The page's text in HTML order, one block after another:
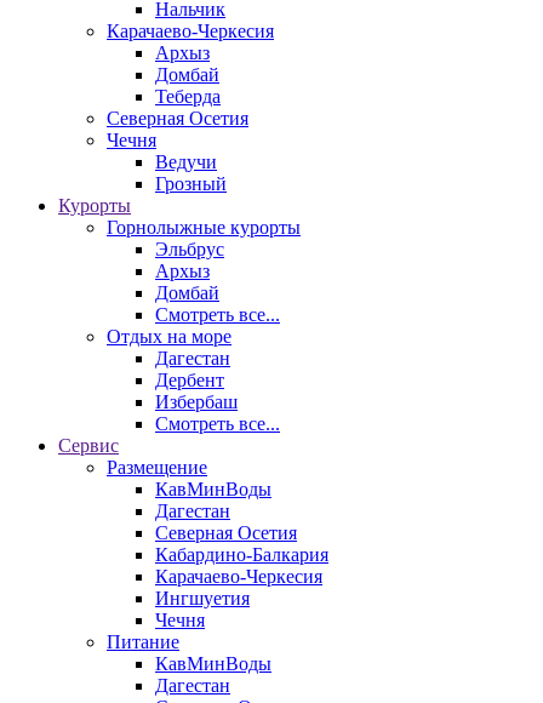
Нальчик
Карачаево-Черкесия
Архыз
Домбай
Теберда
Северная Осетия
Чечня
Ведучи
Грозный
Курорты
Горнолыжные курорты
Эльбрус
Архыз
Домбай
Смотреть все...
Отдых на море
Дагестан
Дербент
Избербаш
Смотреть все...
Сервис
Размещение
КавМинВоды
Дагестан
Северная Осетия
Кабардино-Балкария
Карачаево-Черкесия
Ингшуетия
Чечня
Питание
КавМинВоды
Дагестан